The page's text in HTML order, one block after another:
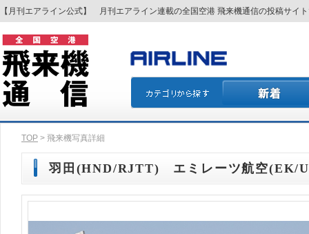
【月刊エアライン公式】 月刊エアライン連載の全国空港 飛来機通信の投稿サイ
TOP > 飛来機写真詳細
羽田(HND/RJTT) エミレーツ航空(EK/